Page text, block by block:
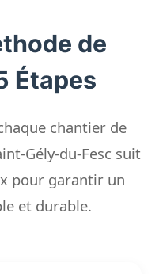
de
Étapes
chantier de
Gély-du-Fesc suit
pour garantir un
et durable.